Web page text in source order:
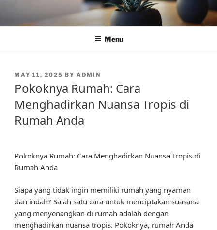
content
Menu
POSTED
MAY 11, 2025 BY ADMIN
Pokoknya Rumah: Cara
Menghadirkan Nuansa Tropis di
Rumah Anda
Pokoknya Rumah: Cara Menghadirkan Nuansa Tropis di
Rumah Anda
Siapa yang tidak ingin memiliki rumah yang nyaman
dan indah? Salah satu cara untuk menciptakan suasana
yang menyenangkan di rumah adalah dengan
menghadirkan nuansa tropis. Pokoknya, rumah Anda